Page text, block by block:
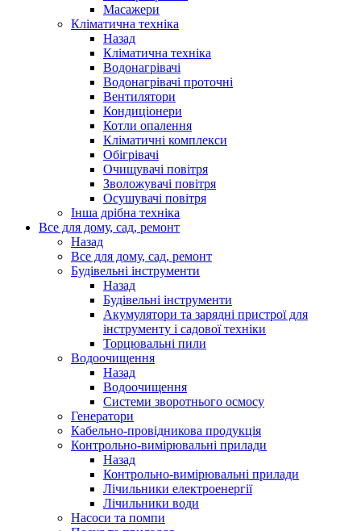
Масажери
Кліматична техніка
Назад
Кліматична техніка
Водонагрівачі
Водонагрівачі проточні
Вентилятори
Кондиціонери
Котли опалення
Кліматичні комплекси
Обігрівачі
Очищувачі повітря
Зволожувачі повітря
Осушувачі повітря
Інша дрібна техніка
Все для дому, сад, ремонт
Назад
Все для дому, сад, ремонт
Будівельні інструменти
Назад
Будівельні інструменти
Акумулятори та зарядні пристрої для
інструменту і садової техніки
Торцювальні пили
Водоочищення
Назад
Водоочищення
Системи зворотнього осмосу
Генератори
Кабельно-провідникова продукція
Контрольно-вимірювальні прилади
Назад
Контрольно-вимірювальні прилади
Лічильники електроенергії
Лічильники води
Насоси та помпи